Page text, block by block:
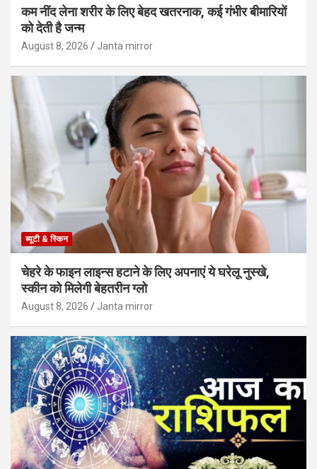
कम नींद लेना शरीर के लिए बेहद खतरनाक, कई गंभीर बीमारियों
को देती है जन्म
August 8, 2026 Janta mirror
ब्यूटी & स्किन
चेहरे के फाइन लाइन्स हटाने के लिए अपनाएं ये घरेलू नुस्खे,
स्कीन को मिलेगी बेहतरीन ग्लो
August 8, 2026 Janta mirror